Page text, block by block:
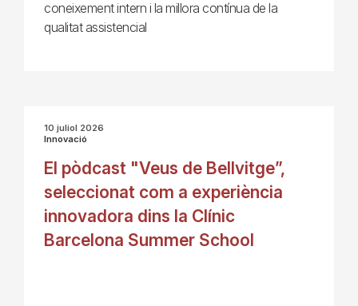
coneixement intern i la millora contínua de la
qualitat assistencial
10 juliol 2026
Innovació
El pòdcast "Veus de Bellvitge”,
seleccionat com a experiència
innovadora dins la Clínic
Barcelona Summer School